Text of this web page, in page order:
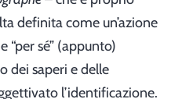
definita come un’azione
sé” (appunto)
dei saperi e delle
l’identificazione.